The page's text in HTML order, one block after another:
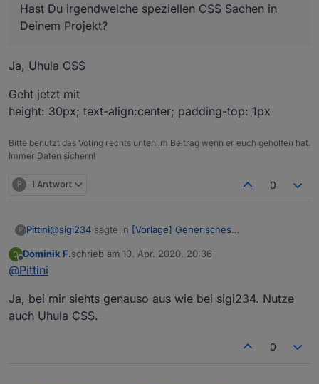
Hast Du irgendwelche speziellen CSS Sachen in Deinem
Projekt?
Hast Du irgendwelche speziellen CSS Sachen in
Deinem Projekt?
Ja, Uhula CSS
Geht jetzt mit
height: 30px; text-align:center; padding-top: 1px
Bitte benutzt das Voting rechts unten im Beitrag wenn er euch geholfen hat.
Immer Daten sichern!
P 1 Antwort 0
P Pittini@sigi234 sagte in [Vorlage] Generisches
Hmm, seltsam, daran hab ich gar nix geändert seit der
letzen Version. Schau mal Zeile 168+169 und spiel mit
Hast Du irgendwelche speziellen CSS Sachen in Deinem
Offline
Dominik F.schrieb am 10. Apr. 2020, 20:36
zuletzt editiert von
@Pittini
Ja, bei mir siehts genauso aus wie bei sigi234. Nutze
auch Uhula CSS.
0